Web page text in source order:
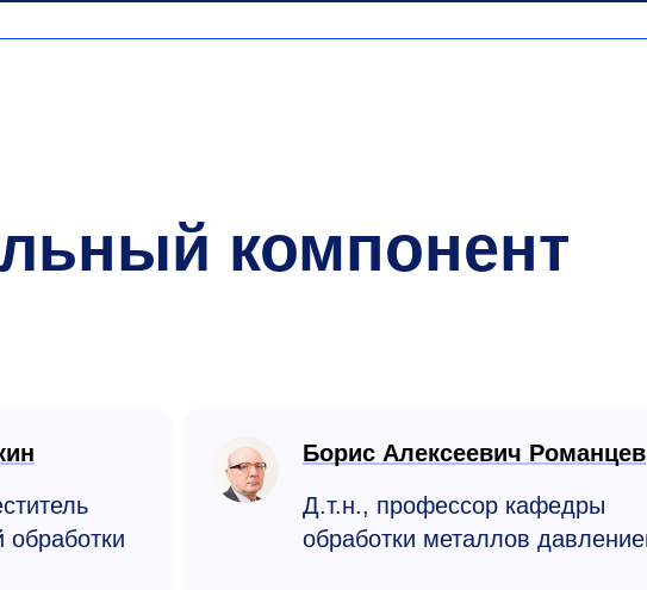
компонент
Борис Алексеевич Романцев
Д.т.н., профессор кафедры
обработки металлов